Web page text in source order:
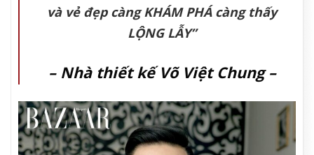
và vẻ đẹp càngKHÁM PHÁ càng thấy
LỘNG LẪY”
– Nhà thiết kế Võ Việt Chung –